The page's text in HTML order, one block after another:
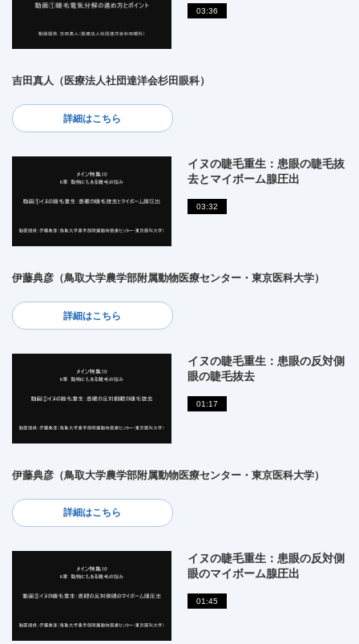
03:36
吉田真人（医療法人社団達洋会杉田眼科）
詳細はこちら
イヌの睫毛重生：患眼の睫毛抜
去とマイボーム腺圧出
03:32
伊藤典彦（鳥取大学農学部附属動物医療センター・東京医科大学）
詳細はこちら
イヌの睫毛重生：患眼の反対側
眼の睫毛抜去
01:17
伊藤典彦（鳥取大学農学部附属動物医療センター・東京医科大学）
詳細はこちら
イヌの睫毛重生：患眼の反対側
眼のマイボーム腺圧出
01:45